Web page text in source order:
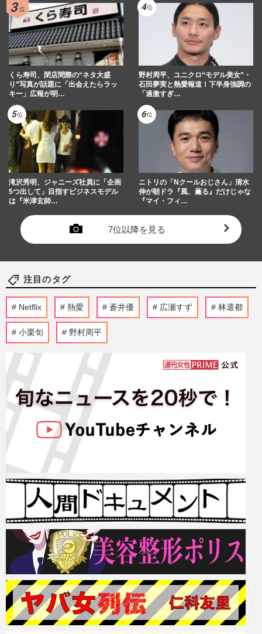
くら寿司、閉店間際の“ネタ大盛
り”写真が話題に「出会えたらラッ
キー」広報が明…
野村周平、ユニクロ“モデル美女”・
石田夢実と熱愛報道！下半身強調の
「過激すぎ…
滝沢秀明、ジャニーズ社員に「企画
5つ出して」目指すビジネスモデル
は『米津玄師…
ニトリの「Nクールおじさん」清水
伸が朝ドラ『風、薫る』だけじゃな
『マイ・フィ…
7位以降を見る
注目のタグ
Netflix 熱愛 蒼井優 広瀬すず 林遣都
小栗旬 野村周平